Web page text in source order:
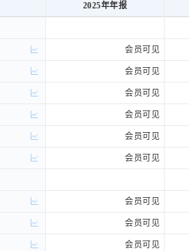
2025年年报
会员可见
会员可见
会员可见
会员可见
会员可见
会员可见
会员可见
会员可见
会员可见